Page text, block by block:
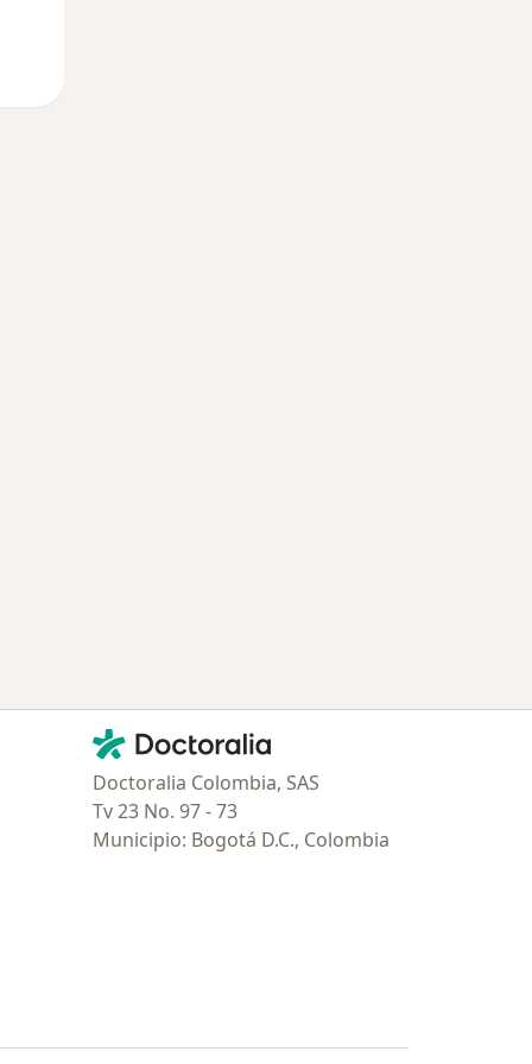
Contacto
Doctoralia - Página de inicio
Doctoralia Colombia, SAS
Tv 23 No. 97 - 73
Municipio: Bogotá D.C., Colombia